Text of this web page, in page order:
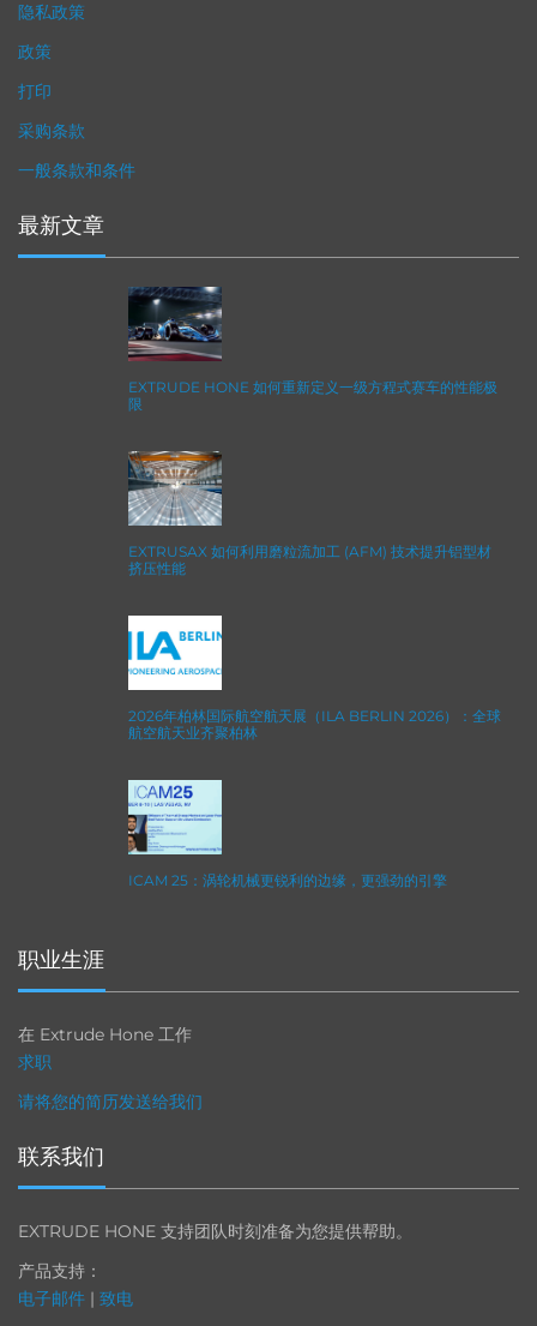
隐私政策
政策
打印
采购条款
一般条款和条件
最新文章
EXTRUDE HONE 如何重新定义一级方程式赛车的性能极
限
EXTRUSAX 如何利用磨粒流加工 (AFM) 技术提升铝型材
挤压性能
2026年柏林国际航空航天展（ILA BERLIN 2026）：全球
航空航天业齐聚柏林
ICAM 25：涡轮机械更锐利的边缘，更强劲的引擎
职业生涯
在 Extrude Hone 工作
求职
请将您的简历发送给我们
联系我们
EXTRUDE HONE 支持团队时刻准备为您提供帮助。
产品支持：
电子邮件 | 致电